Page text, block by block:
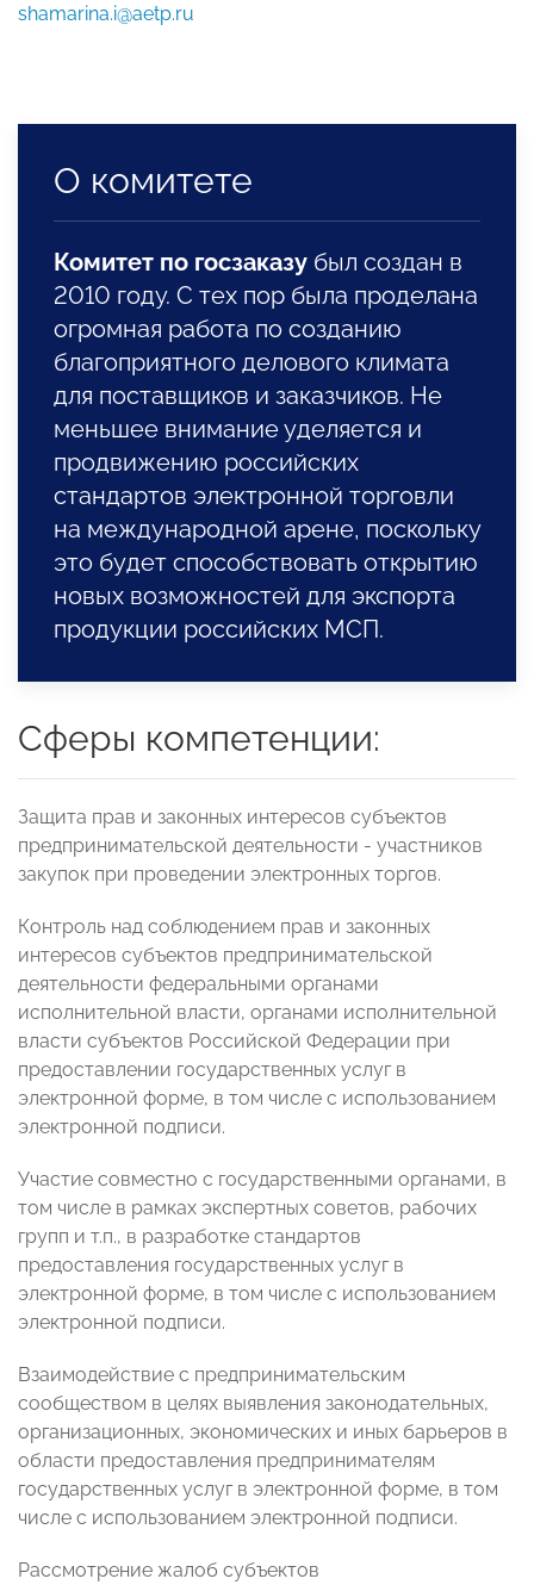
shamarina.i@aetp.ru
О комитете
Комитет по госзаказу был создан в
2010 году. С тех пор была проделана
огромная работа по созданию
благоприятного делового климата
для поставщиков и заказчиков. Не
меньшее внимание уделяется и
продвижению российских
стандартов электронной торговли
на международной арене, поскольку
это будет способствовать открытию
новых возможностей для экспорта
продукции российских МСП.
Сферы компетенции:
Защита прав и законных интересов субъектов
предпринимательской деятельности - участников
закупок при проведении электронных торгов.
Контроль над соблюдением прав и законных
интересов субъектов предпринимательской
деятельности федеральными органами
исполнительной власти, органами исполнительной
власти субъектов Российской Федерации при
предоставлении государственных услуг в
электронной форме, в том числе с использованием
электронной подписи.
Участие совместно с государственными органами, в
том числе в рамках экспертных советов, рабочих
групп и т.п., в разработке стандартов
предоставления государственных услуг в
электронной форме, в том числе с использованием
электронной подписи.
Взаимодействие с предпринимательским
сообществом в целях выявления законодательных,
организационных, экономических и иных барьеров в
области предоставления предпринимателям
государственных услуг в электронной форме, в том
числе с использованием электронной подписи.
Рассмотрение жалоб субъектов